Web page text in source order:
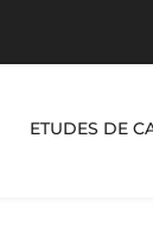
ETUDES DE